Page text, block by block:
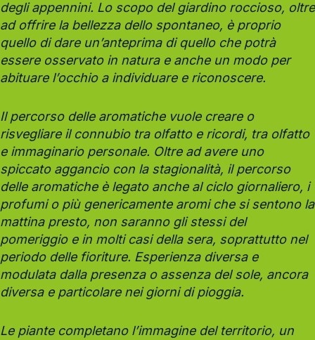
degli appennini. Lo scopo del giardino roccioso, oltre
ad offrire la bellezza dello spontaneo, è proprio
quello di dare un’anteprima di quello che potrà
essere osservato in natura e anche un modo per
abituare l’occhio a individuare e riconoscere.
Il percorso delle aromatiche vuole creare o
risvegliare il connubio tra olfatto e ricordi, tra olfatto
e immaginario personale. Oltre ad avere uno
spiccato aggancio con la stagionalità, il percorso
delle aromatiche è legato anche al ciclo giornaliero, i
profumi o più genericamente aromi che si sentono la
mattina presto, non saranno gli stessi del
pomeriggio e in molti casi della sera, soprattutto nel
periodo delle fioriture. Esperienza diversa e
modulata dalla presenza o assenza del sole, ancora
diversa e particolare nei giorni di pioggia.
Le piante completano l’immagine del territorio, un